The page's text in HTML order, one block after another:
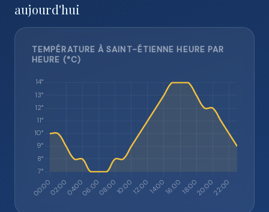
aujourd'hui
TEMPÉRATURE À SAINT-ÉTIENNE HEURE PAR
HEURE (°C)